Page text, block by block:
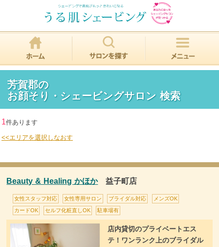
芳賀郡の
お顔そり・シェービングサロン 検索
1件あります
<<エリアを選択しなおす
Beauty & Healing かほか益子町店
女性スタッフ対応 女性専用サロン ブライダル対応 メンズOK
カードOK セルフ化粧直しOK 駐車場有
店内貸切のプライベートエス
テ！ワンランク上のブライダル